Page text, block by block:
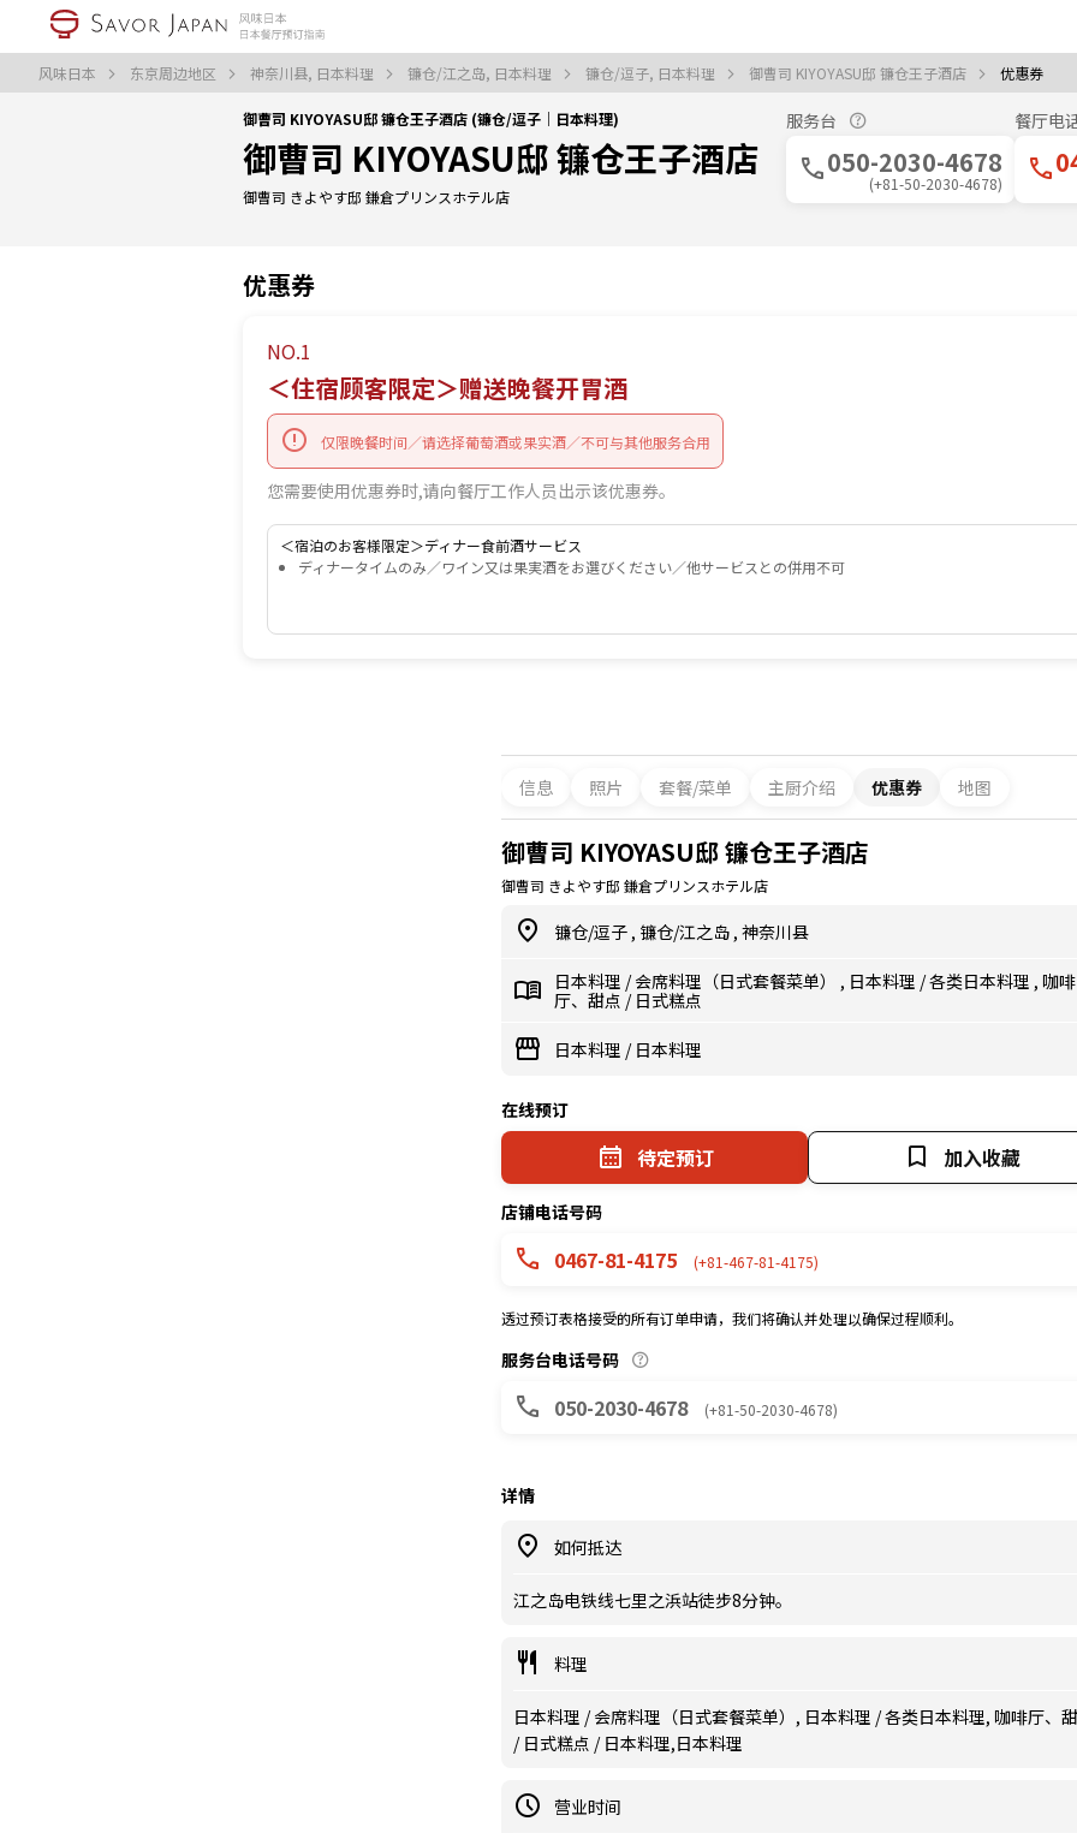
风味日本 东京周边地区 神奈川县, 日本料理 镰仓/江之岛, 日本料理 镰仓/逗子, 日本料理 御曹司 KIYOYASU邸 镰仓王子酒店 优惠券
御曹司 KIYOYASU邸 镰仓王子酒店 (镰仓/逗子｜日本料理)
御曹司 KIYOYASU邸 镰仓王子酒店
御曹司 きよやす邸 鎌倉プリンスホテル店
服务台
050-2030-4678
(+81-50-2030-4678)
餐厅电
优惠券
NO.1
＜住宿顾客限定＞赠送晚餐开胃酒
仅限晚餐时间／请选择葡萄酒或果实酒／不可与其他服务合用
您需要使用优惠券时,请向餐厅工作人员出示该优惠券。
＜宿泊のお客様限定＞ディナー食前酒サービス
ディナータイムのみ／ワイン又は果実酒をお選びください／他サービスとの併用不可
信息 照片 套餐/菜单 主厨介绍 优惠券 地图
御曹司 KIYOYASU邸 镰仓王子酒店
御曹司 きよやす邸 鎌倉プリンスホテル店
镰仓/逗子 , 镰仓/江之岛 , 神奈川县
日本料理 /会席料理（日式套餐菜单） , 日本料理 /各类日本料理 , 咖啡
厅、甜点 / 日式糕点
日本料理 / 日本料理
在线预订
待定预订 加入收藏
店铺电话号码
0467-81-4175 (+81-467-81-4175)
透过预订表格接受的所有订单申请，我们将确认并处理以确保过程顺利。
服务台电话号码
050-2030-4678 (+81-50-2030-4678)
详情
如何抵达
江之岛电铁线七里之浜站徒步8分钟。
料理
日本料理 / 会席料理（日式套餐菜单）, 日本料理 / 各类日本料理, 咖啡厅、
/ 日式糕点 / 日本料理,日本料理
营业时间